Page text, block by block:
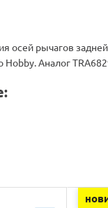
осей рычагов
Аналог